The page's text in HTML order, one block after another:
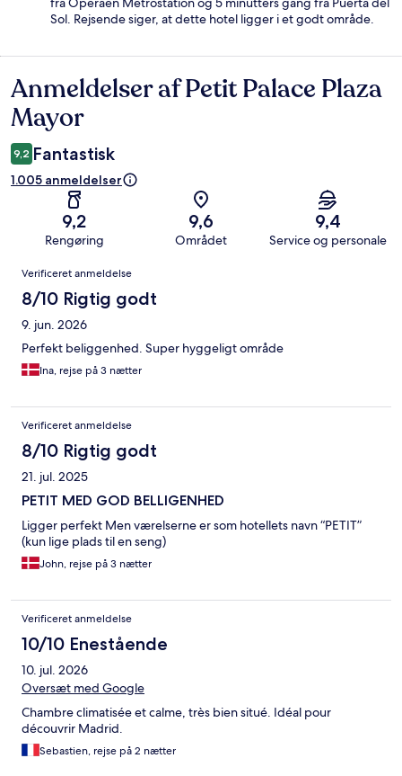
Sol. Rejsende siger, at dette hotel ligger i et godt område.
Anmeldelser
Anmeldelser af Petit Palace Plaza
Mayor
9,2 Fantastisk
1.005 anmeldelser
9,2
Rengøring
9,6
Området
9,4
Service og personale
Anmeldelser
Verificeret anmeldelse
8/10 Rigtig godt
9. jun. 2026
Perfekt beliggenhed. Super hyggeligt område
Ina, rejse på 3 nætter
Verificeret anmeldelse
8/10 Rigtig godt
21. jul. 2025
PETIT MED GOD BELLIGENHED
Ligger perfekt Men værelserne er som hotellets navn “PETIT”
(kun lige plads til en seng)
John, rejse på 3 nætter
Verificeret anmeldelse
10/10 Enestående
10. jul. 2026
Oversæt med Google
Chambre climatisée et calme, très bien situé. Idéal pour
découvrir Madrid.
Sebastien, rejse på 2 nætter